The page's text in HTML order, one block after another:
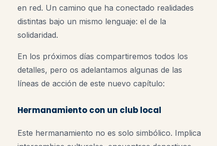
en red. Un camino que ha conectado realidades
distintas bajo un mismo lenguaje: el de la
solidaridad.
En los próximos días compartiremos todos los
detalles, pero os adelantamos algunas de las
líneas de acción de este nuevo capítulo:
Hermanamiento con un club local
Este hermanamiento no es solo simbólico. Implica